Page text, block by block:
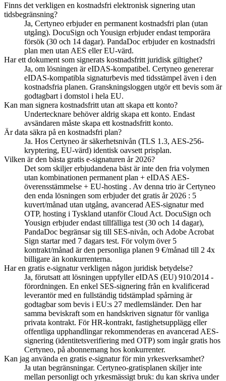
Finns det verkligen en kostnadsfri elektronisk signering utan
tidsbegränsning?
Ja, Certyneo erbjuder en permanent kostnadsfri plan (utan
utgång). DocuSign och Yousign erbjuder endast temporära
försök (30 och 14 dagar). PandaDoc erbjuder en kostnadsfri
plan men utan AES eller EU-värd.
Har ett dokument som signerats kostnadsfritt juridisk giltighet?
Ja, om lösningen är eIDAS-kompatibel. Certyneo genererar
eIDAS-kompatibla signaturbevis med tidsstämpel även i den
kostnadsfria planen. Granskningsloggen utgör ett bevis som är
godtagbart i domstol i hela EU.
Kan man signera kostnadsfritt utan att skapa ett konto?
Undertecknare behöver aldrig skapa ett konto. Endast
avsändaren måste skapa ett kostnadsfritt konto.
Är data säkra på en kostnadsfri plan?
Ja. Hos Certyneo är säkerhetsnivån (TLS 1.3, AES-256-
kryptering, EU-värd) identisk oavsett prisplan.
Vilken är den bästa gratis e-signaturen år 2026?
Det som skiljer erbjudandena bäst är inte den fria volymen
utan kombinationen permanent plan + eIDAS AES-
överensstämmelse + EU-hosting . Av denna trio är Certyneo
den enda lösningen som erbjuder det gratis år 2026 : 5
kuvert/månad utan utgång, avancerad AES-signatur med
OTP, hosting i Tyskland utanför Cloud Act. DocuSign och
Yousign erbjuder endast tillfälliga test (30 och 14 dagar),
PandaDoc begränsar sig till SES-nivån, och Adobe Acrobat
Sign startar med 7 dagars test. För volym över 5
kontrakt/månad är den personliga planen 9 €/månad till 2 4x
billigare än konkurrenterna.
Har en gratis e-signatur verkligen någon juridisk betydelse?
Ja, förutsatt att lösningen uppfyller eIDAS (EU) 910/2014 -
förordningen. En enkel SES-signering från en kvalificerad
leverantör med en fullständig tidstämplad spårning är
godtagbar som bevis i EU:s 27 medlemsländer. Den har
samma beviskraft som en handskriven signatur för vanliga
privata kontrakt. För HR-kontrakt, fastighetsupplägg eller
offentliga upphandlingar rekommenderas en avancerad AES-
signering (identitetsverifiering med OTP) som ingår gratis hos
Certyneo, på abonnemang hos konkurrenter.
Kan jag använda en gratis e-signatur för min yrkesverksamhet?
Ja utan begränsningar. Certyneo-gratisplanen skiljer inte
mellan personligt och yrkesmässigt bruk: du kan skriva under